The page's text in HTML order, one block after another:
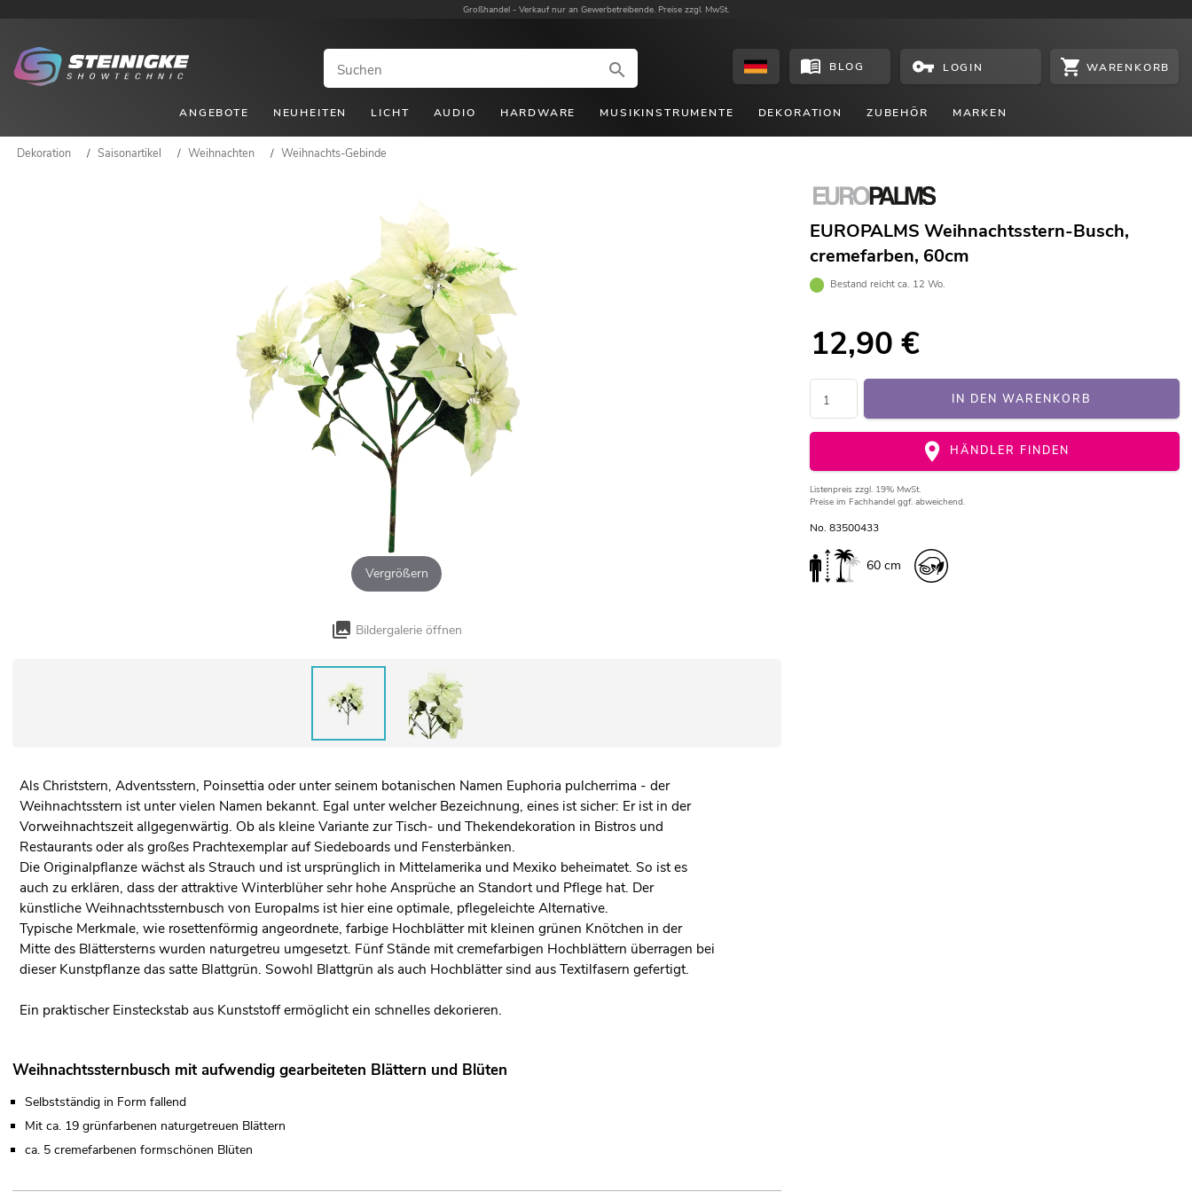
Großhandel - Verkauf nur an Gewerbetreibende. Preise zzgl. MwSt.
BLOG LOGIN WARENKORB
ANGEBOTE NEUHEITEN LICHT AUDIO HARDWARE MUSIKINSTRUMENTE DEKORATION ZUBEHÖR MARKEN
Dekoration / Saisonartikel / Weihnachten / Weihnachts-Gebinde
Vergrößern
Bildergalerie öffnen
EUROPALMS Weihnachtsstern-Busch,
cremefarben, 60cm
Bestand reicht ca. 12 Wo.
12,90 €
IN DEN WARENKORB
HÄNDLER FINDEN
Listenpreis zzgl. 19% MwSt.
Preise im Fachhandel ggf. abweichend.
No. 83500433
60 cm
Als Christstern, Adventsstern, Poinsettia oder unter seinem botanischen Namen Euphoria pulcherrima - der
Weihnachtsstern ist unter vielen Namen bekannt. Egal unter welcher Bezeichnung, eines ist sicher: Er ist in der
Vorweihnachtszeit allgegenwärtig. Ob als kleine Variante zur Tisch- und Thekendekoration in Bistros und
Restaurants oder als großes Prachtexemplar auf Siedeboards und Fensterbänken.
Die Originalpflanze wächst als Strauch und ist ursprünglich in Mittelamerika und Mexiko beheimatet. So ist es
auch zu erklären, dass der attraktive Winterblüher sehr hohe Ansprüche an Standort und Pflege hat. Der
künstliche Weihnachtssternbusch von Europalms ist hier eine optimale, pflegeleichte Alternative.
Typische Merkmale, wie rosettenförmig angeordnete, farbige Hochblätter mit kleinen grünen Knötchen in der
Mitte des Blättersterns wurden naturgetreu umgesetzt. Fünf Stände mit cremefarbigen Hochblättern überragen bei
dieser Kunstpflanze das satte Blattgrün. Sowohl Blattgrün als auch Hochblätter sind aus Textilfasern gefertigt.
Ein praktischer Einsteckstab aus Kunststoff ermöglicht ein schnelles dekorieren.
Weihnachtssternbusch mit aufwendig gearbeiteten Blättern und Blüten
Selbstständig in Form fallend
Mit ca. 19 grünfarbenen naturgetreuen Blättern
ca. 5 cremefarbenen formschönen Blüten